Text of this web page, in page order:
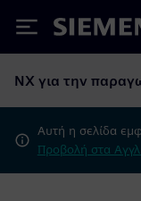
Siemens
NX για την
Αυτή η σελίδα
Προβολή στα